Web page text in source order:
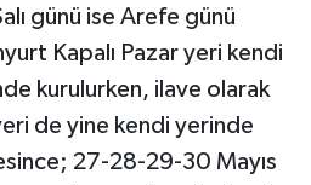
günü ise Arefe günü
Kapalı Pazar yeri kendi
kurulurken, ilave olarak
de yine kendi yerinde
27-28-29-30 Mayıs